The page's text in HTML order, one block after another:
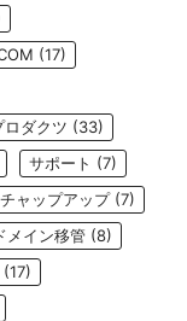
(17)
ロダクツ (33)
サポート (7)
チャップアップ(7)
メイン移管 (8)
(17)